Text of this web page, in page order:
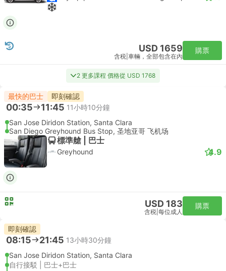
USD 1659
含税 車輛，全部包含在內
購票
2 更多課程 價格從 USD 1768
最快的巴士 即刻確認
00:35 11:45 11小時10分鐘
San Jose Diridon Station, Santa Clara
San Diego Greyhound Bus Stop, 圣地亚哥 飞机场
標準艙 | 巴士
Greyhound 4.9
USD 183
含税 每位成人
購票
即刻確認
08:15 21:45 13小時30分鐘
San Jose Diridon Station, Santa Clara
自行接駁 | 巴士+巴士